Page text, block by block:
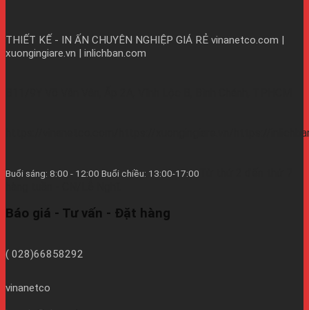
THIẾT KẾ - IN ẤN CHUYÊN NGHIỆP GIÁ RẺ vinanetco.com |
xuongingiare.vn | inlichban.com
https://vinanetco.com/https://xuongingiare.vn/https://
Buổi sáng: 8:00 - 12:00 Buổi chiều: 13:00-17:00
Báo giá - Tư vấn - Đặt hàng
( 028)66858292
vinanetco